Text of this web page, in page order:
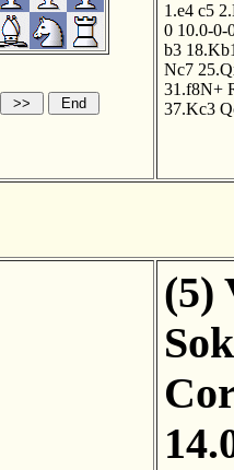
1.e4 c5
0 10.0-0-
b3
Nc7
31.f8N+
37.Kc3
(5)